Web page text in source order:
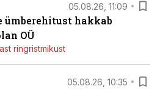
05.08.26, 11:09
hakkab
OÜ
ringristmikust
05.08.26, 10:35